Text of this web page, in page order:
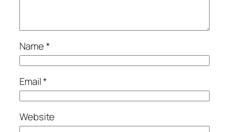
Name*
Email*
Website